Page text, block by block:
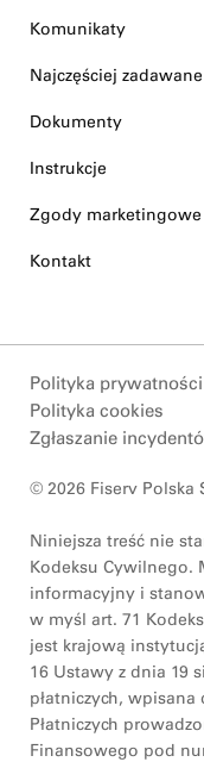
Komunikaty
Najczęściej
Dokumenty
Instrukcje
Zgody marketingowe
Kontakt
Polityka prywatności
Polityka cookies
Zgłaszanie
© 2026 Fiserv Polska
Niniejsza treść nie
Kodeksu Cywilnego.
informacyjny i
w myśl art. 71
jest krajową
16 Ustawy z dnia 19
płatniczych,
Płatniczych
Finansowego pod